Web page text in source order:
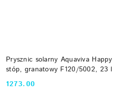
Prysznic solarny Aquaviva
stóp, granatowy F120/5002, 23 l
Cena:
1273.00